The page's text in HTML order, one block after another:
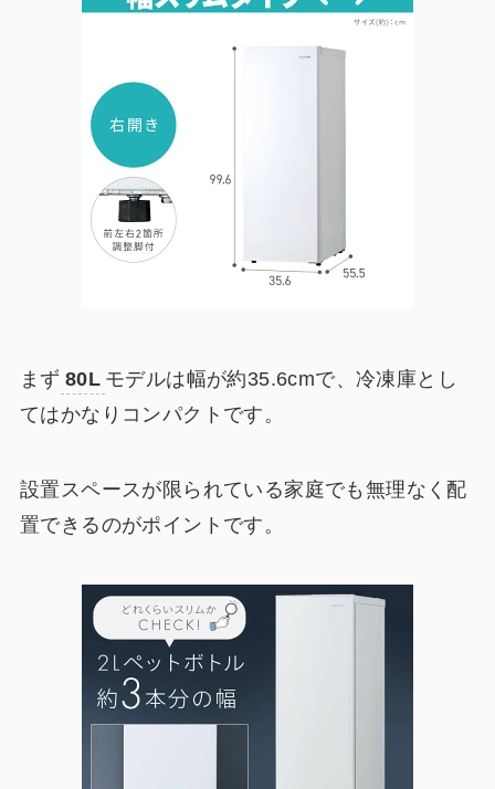
まず 80L モデルは幅が約35.6cmで、冷凍庫とし
てはかなりコンパクトです。
設置スペースが限られている家庭でも無理なく配
置できるのがポイントです。